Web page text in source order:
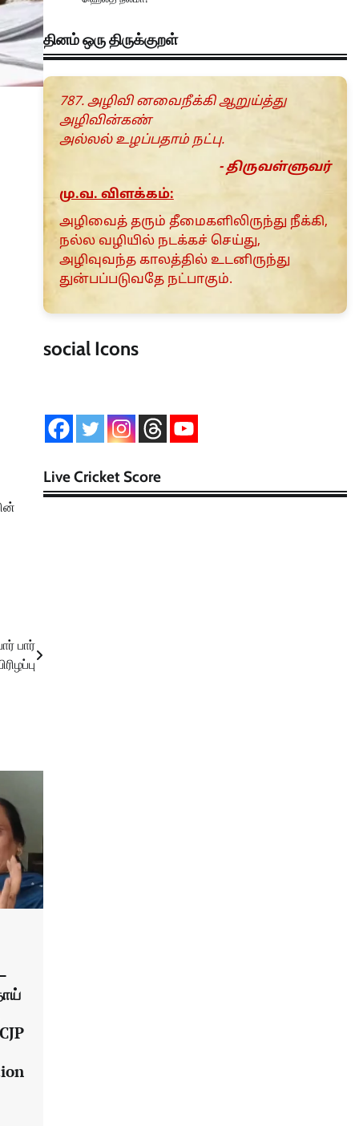
பார்
தினம் ஒரு திருக்குறள்
787. அழிவி னவைநீக்கி ஆறுய்த்து
அழிவின்கண்
அல்லல் உழப்பதாம் நட்பு.
- திருவள்ளுவர்
மு.வ. விளக்கம்:
அழிவைத் தரும் தீமைகளிலிருந்து நீக்கி,
நல்ல வழியில் நடக்கச் செய்து,
அழிவுவந்த காலத்தில் உடனிருந்து
துன்பப்படுவதே நட்பாகும்.
social Icons
Live Cricket Score